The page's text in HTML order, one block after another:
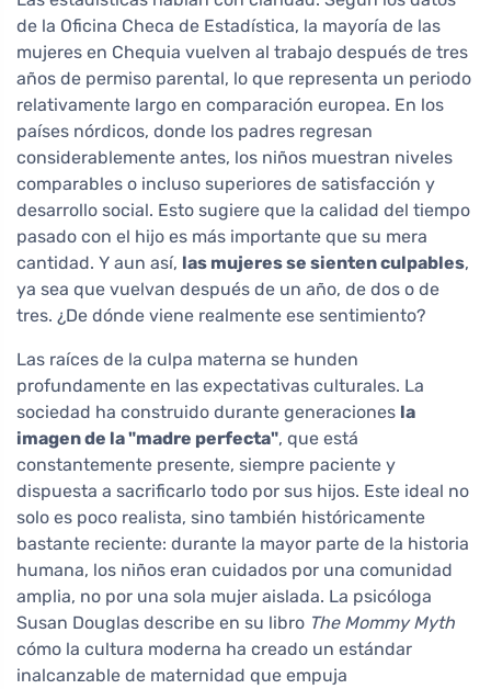
de la Oficina Checa de Estadística, la mayoría de las
mujeres en Chequia vuelven al trabajo después de tres
años de permiso parental, lo que representa un periodo
relativamente largo en comparación europea. En los
países nórdicos, donde los padres regresan
considerablemente antes, los niños muestran niveles
comparables o incluso superiores de satisfacción y
desarrollo social. Esto sugiere que la calidad del tiempo
pasado con el hijo es más importante que su mera
cantidad. Y aun así, las mujeres se sienten culpables,
ya sea que vuelvan después de un año, de dos o de
tres. ¿De dónde viene realmente ese sentimiento?
Las raíces de la culpa materna se hunden
profundamente en las expectativas culturales. La
sociedad ha construido durante generaciones la
imagen de la "madre perfecta", que está
constantemente presente, siempre paciente y
dispuesta a sacrificarlo todo por sus hijos. Este ideal no
solo es poco realista, sino también históricamente
bastante reciente: durante la mayor parte de la historia
humana, los niños eran cuidados por una comunidad
amplia, no por una sola mujer aislada. La psicóloga
Susan Douglas describe en su libro The Mommy Myth
cómo la cultura moderna ha creado un estándar
inalcanzable de maternidad que empuja